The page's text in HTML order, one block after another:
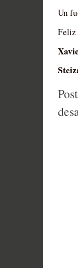
Un
Feliz